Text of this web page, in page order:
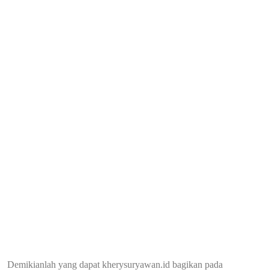
Demikianlah yang dapat kherysuryawan.id bagikan pada